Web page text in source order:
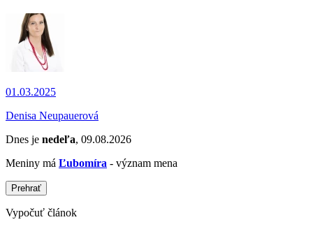
01.03.2025
Denisa Neupauerová
Dnes je nedeľa, 09.08.2026
Meniny má Ľubomíra - význam mena
Prehrať
Vypočuť článok